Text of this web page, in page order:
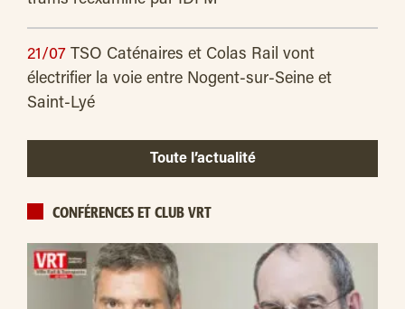
21/07 TSO Caténaires et Colas Rail vont
électrifier la voie entre Nogent-sur-Seine et
Saint-Lyé
Toute l’actualité
CONFÉRENCES ET CLUB VRT